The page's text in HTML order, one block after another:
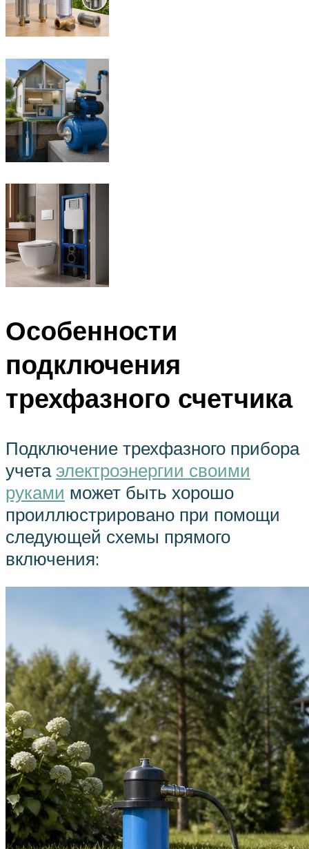
Особенности
подключения
трехфазного счетчика
Подключение трехфазного прибора
учетаэлектроэнергии своими
руками может быть хорошо
проиллюстрировано при помощи
следующей схемы прямого
включения: